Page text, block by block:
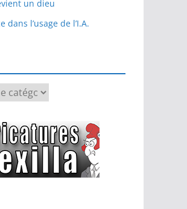
un dieu
dans l’usage de l’I.A.